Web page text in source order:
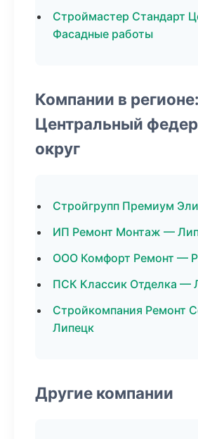
Строймастер Стандарт
Фасадные работы
Компании в регионе:
Центральный
округ
Стройгрупп Премиум
ИП Ремонт Монтаж —
ООО Комфорт Ремонт —
ПСК Классик Отделка —
Стройкомпания Ремонт
Липецк
Другие компании